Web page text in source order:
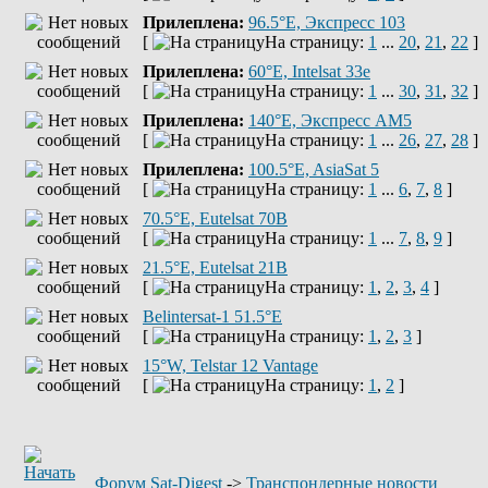
Прилеплена: 96.5°E, Экспресс 103
[
На страницу: 1 ... 20, 21 , 22 ]
Прилеплена: 60°E, Intelsat 33e
[
На страницу: 1 ... 30, 31 , 32 ]
Прилеплена: 140°E, Экспресс AM5
[
На страницу: 1 ... 26, 27, 28 ]
Прилеплена: 100.5°E, AsiaSat 5
[
На страницу: 1 ... 6, 7, 8 ]
70.5°E, Eutelsat 70B
[
На страницу: 1 ... 7, 8, 9 ]
21.5°E, Eutelsat 21B
[
На страницу: 1 , 2, 3, 4 ]
Belintersat-1 51.5°E
[
На страницу: 1 , 2, 3 ]
15°W, Telstar 12 Vantage
[
На страницу: 1 , 2 ]
Форум Sat-Digest -> Транспондерные новости